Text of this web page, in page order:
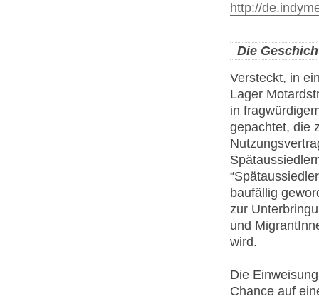
http://
Die
Versteckt, in
Lager
in
gepachtet, die
baufällig
zur
und
wird.
Die
Chance auf